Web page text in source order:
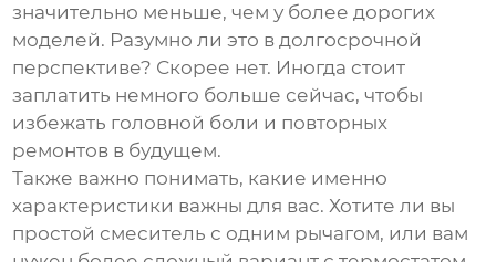
значительно меньше, чем у более дорогих
моделей. Разумно ли это в долгосрочной
перспективе? Скорее нет. Иногда стоит
заплатить немного больше сейчас, чтобы
избежать головной боли и повторных
ремонтов в будущем.
Также важно понимать, какие именно
характеристики важны для вас. Хотите ли вы
простой смеситель с одним рычагом, или вам